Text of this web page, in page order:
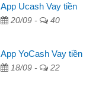
App Ucash Vay tiền
20/09 - 40
App YoCash Vay tiền
18/09 - 22